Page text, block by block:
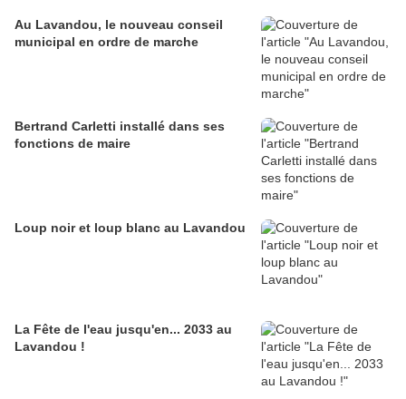
Au Lavandou, le nouveau conseil
municipal en ordre de marche
Bertrand Carletti installé dans ses
fonctions de maire
Loup noir et loup blanc au Lavandou
La Fête de l'eau jusqu'en... 2033 au
Lavandou !